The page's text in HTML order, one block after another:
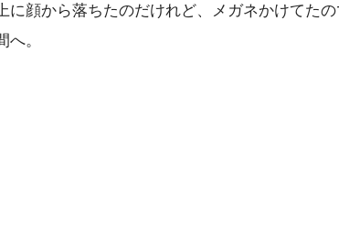
顔から落ちたのだけれど、メガネかけてたの
。